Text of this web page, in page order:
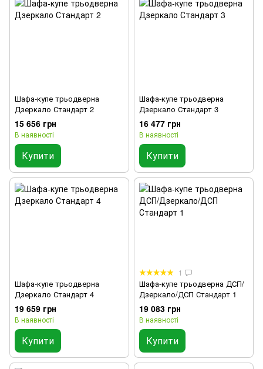
Шафа-купе трьодверна
Дзеркало Стандарт 2
15 656 грн
В наявності
Купити
Шафа-купе трьодверна
Дзеркало Стандарт 3
16 477 грн
В наявності
Купити
Шафа-купе трьодверна
Дзеркало Стандарт 4
19 659 грн
В наявності
Купити
1
Шафа-купе трьодверна ДСП/
Дзеркало/ДСП Стандарт 1
19 083 грн
В наявності
Купити